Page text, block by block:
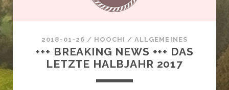
2018-01-26 / HOOCHI /ALLGEMEINES
+++ BREAKING NEWS +++ DAS
LETZTE HALBJAHR 2017